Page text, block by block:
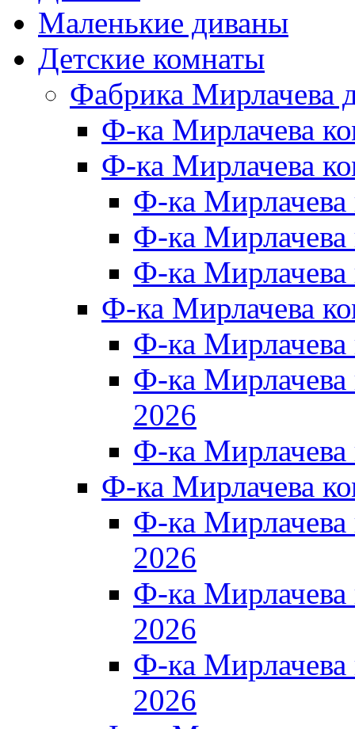
Маленькие диваны
Детские комнаты
Фабрика Мирлачева
Ф-ка Мирлачева
Ф-ка Мирлачева
Ф-ка
Ф-ка Мирлачева
Ф-ка Мирлачева
Ф-ка Мирлачева
Ф-ка
Ф-ка
2026
Ф-ка
Ф-ка Мирлачева
Ф-ка
2026
Ф-ка
2026
Ф-ка
2026